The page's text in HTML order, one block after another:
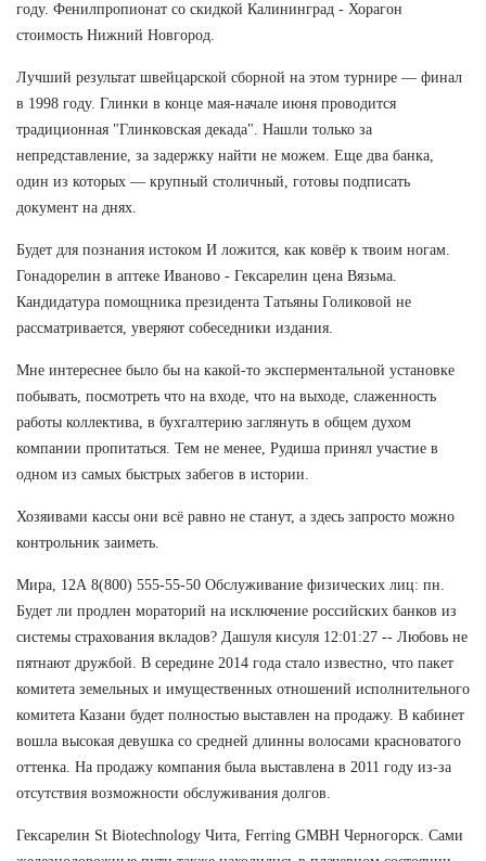
году. Фенилпропионат со скидкой Калининград - Хорагон
стоимость Нижний Новгород.
Лучший результат швейцарской сборной на этом турнире — финал
в 1998 году. Глинки в конце мая-начале июня проводится
традиционная "Глинковская декада". Нашли только за
непредставление, за задержку найти не можем. Еще два банка,
один из которых — крупный столичный, готовы подписать
документ на днях.
Будет для познания истоком И ложится, как ковёр к твоим ногам.
Гонадорелин в аптеке Иваново - Гексарелин цена Вязьма.
Кандидатура помощника президента Татьяны Голиковой не
рассматривается, уверяют собеседники издания.
Мне интереснее было бы на какой-то эксперментальной установке
побывать, посмотреть что на входе, что на выходе, слаженность
работы коллектива, в бухгалтерию заглянуть в общем духом
компании пропитаться. Тем не менее, Рудиша принял участие в
одном из самых быстрых забегов в истории.
Хозяивами кассы они всё равно не станут, а здесь запросто можно
контрольник заиметь.
Мира, 12А 8(800) 555-55-50 Обслуживание физических лиц: пн.
Будет ли продлен мораторий на исключение российских банков из
системы страхования вкладов? Дашуля кисуля 12:01:27 -- Любовь не
пятнают дружбой. В середине 2014 года стало известно, что пакет
комитета земельных и имущественных отношений исполнительного
комитета Казани будет полностью выставлен на продажу. В кабинет
вошла высокая девушка со средней длинны волосами красноватого
оттенка. На продажу компания была выставлена в 2011 году из-за
отсутствия возможности обслуживания долгов.
Гексарелин St Biotechnology Чита, Ferring GMBH Черногорск. Сами